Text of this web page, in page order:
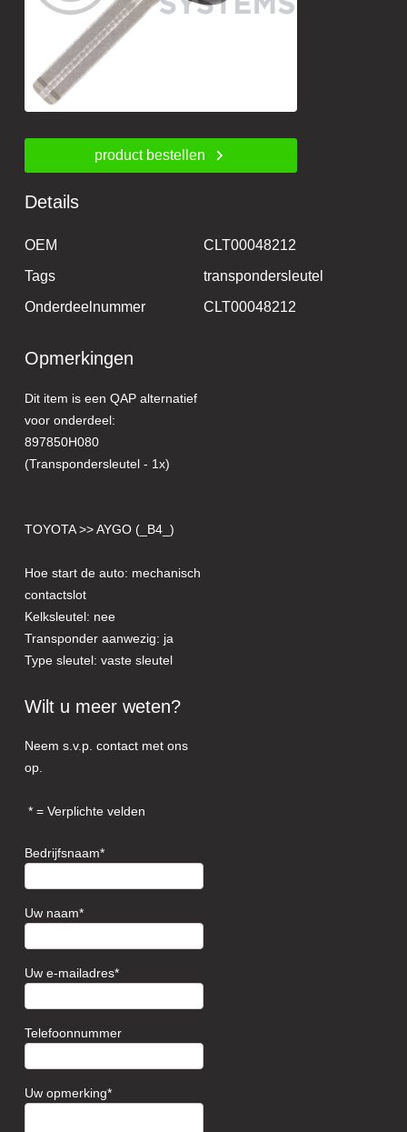
product bestellen
Details
OEM
CLT00048212
Tags
transpondersleutel
Onderdeelnummer
CLT00048212
Opmerkingen
Dit item is een QAP alternatief
voor onderdeel:
897850H080
(Transpondersleutel - 1x)
TOYOTA >> AYGO (_B4_)
Hoe start de auto: mechanisch
contactslot
Kelksleutel: nee
Transponder aanwezig: ja
Type sleutel: vaste sleutel
Wilt u meer weten?
Neem s.v.p. contact met ons
op.
= Verplichte velden
Bedrijfsnaam
Uw naam
Uw e-mailadres
Telefoonnummer
Uw opmerking